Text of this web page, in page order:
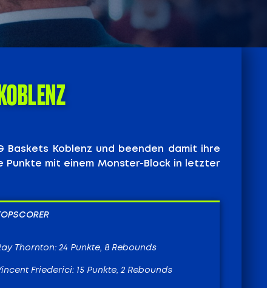
Baskets Koblenz und beenden damit ihre
Punkte mit einem Monster-Block in letzter
Thornton: 24 Punkte, 8 Rebounds
Friederici: 15 Punkte, 2 Rebounds